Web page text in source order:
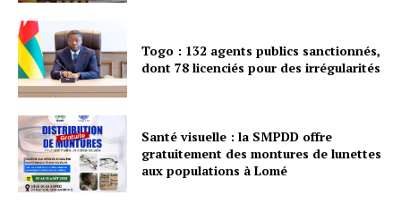
Togo : 132 agents publics sanctionnés,
dont 78 licenciés pour des irrégularités
Santé visuelle : la SMPDD offre
gratuitement des montures de lunettes
aux populations à Lomé